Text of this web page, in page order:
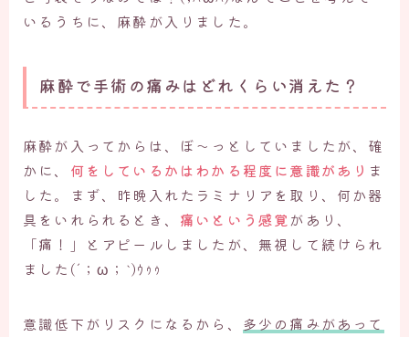
いるうちに、麻酔が入りました。
麻酔で手術の痛みはどれくらい消えた？
麻酔が入ってからは、ぼ～っとしていましたが、確
かに、 何をしているかはわかる程度に意識があり ま
した。まず、昨晩入れたラミナリアを取り、何か器
具をいれられるとき、 痛いという感覚 があり、
「痛！」とアピールしましたが、無視して続けられ
ました(´；ω；`)ｳｩｩ
意識低下がリスクになるから、 多少の痛みがあって